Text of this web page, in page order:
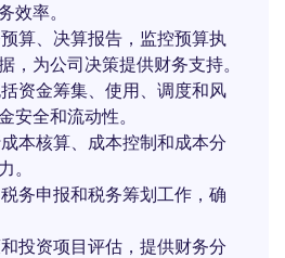
效率。
算、决算报告，监控预算执
，为公司决策提供财务支持。
资金筹集、使用、调度和风
安全和流动性。
本核算、成本控制和成本分
。
务申报和税务筹划工作，确
投资项目评估，提供财务分